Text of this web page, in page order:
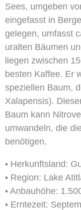
Sees, umgeben
eingefasst in
gelegen, umfasst
uralten Bäumen
liegen zwischen
besten Kaffee. Er
speziellen Baum,
Xalapensis).
Baum kann
umwandeln, die
benötigen.
• Herkunftsland:
• Region: Lake
• Anbauhöhe:
• Erntezeit: